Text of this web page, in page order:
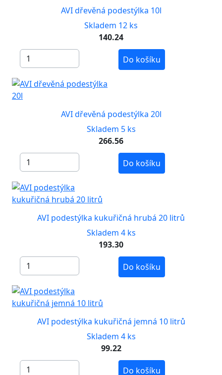
AVI dřevěná podestýlka 10l
Skladem 12 ks
140.24
Do košíku
AVI dřevěná podestýlka 20l
Skladem 5 ks
266.56
Do košíku
AVI podestýlka kukuřičná hrubá 20 litrů
Skladem 4 ks
193.30
Do košíku
AVI podestýlka kukuřičná jemná 10 litrů
Skladem 4 ks
99.22
Do košíku